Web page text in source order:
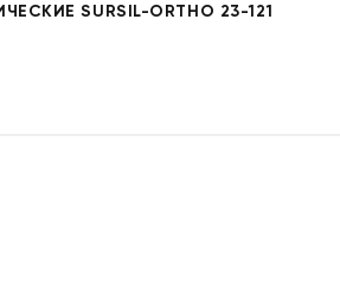
SURSIL-ORTHO 23-121